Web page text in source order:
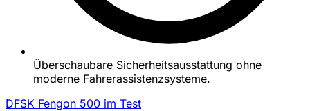
Überschaubare Sicherheitsausstattung ohne
moderne Fahrerassistenzsysteme.
DFSK Fengon 500 im Test